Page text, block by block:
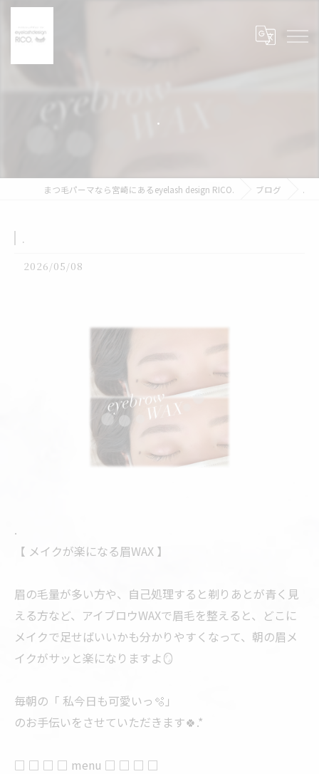
.
まつ毛パーマなら宮崎にあるeyelash design RICO. ブログ .
.
2026/05/08
.
【 メイクが楽になる眉WAX 】
眉の毛量が多い方や、自己処理すると剃りあとが青く見
える方など、アイブロウWAXで眉毛を整えると、どこに
メイクで足せばいいかも分かりやすくなって、朝の眉メ
イクがサッと楽になりますよ🪞
毎朝の「 私今日も可愛いっ🫧」
のお手伝いをさせていただきます🍀.*
□ □ □ □ menu □ □ □ □